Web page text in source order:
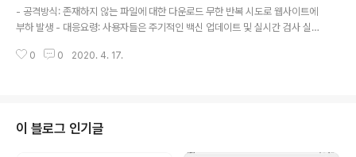
외식업체, 통신사 등을 사칭한 다양한 스미싱(Smishing,
문자메시지를 이용한 사기수법) 사례가 등장하고 있어 주
비스를 사칭한 해외 IP 확인요청이 주요 문자 내용이다. 해
- 공격방식: 존재하지 않는 파일에 대한 다운로드 무한 반복 시도로 웹사이트에
부하 발생 - 대응요령: 사용자들은 주기적인 백신 업데이트 및 실시간 검사 실행
도스(DDoS; Distributed Denial of Service, 분산 서비스 거부) 공격을 유
다. 이를 통해 해당 웹사이트에 부하가 발생하는 방식이다. [추가확인] 안랩은
추가분석 결과, 공격대상이 된 웹사이트가 초기 확인한 16개에서 ..
0 0 2020. 4. 17.
이 블로그 인기글